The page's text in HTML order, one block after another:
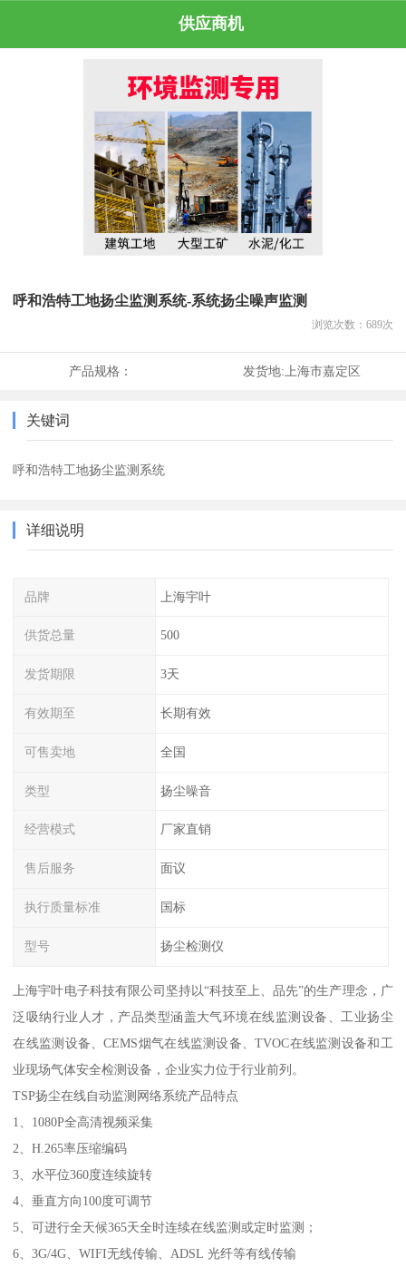
供应商机
呼和浩特工地扬尘监测系统-系统扬尘噪声监测
浏览次数： 689次
产品规格： 发货地:上海市嘉定区
关键词
呼和浩特工地扬尘监测系统
详细说明
品牌 上海宇叶
供货总量 500
发货期限 3天
有效期至 长期有效
可售卖地 全国
类型 扬尘噪音
经营模式 厂家直销
售后服务 面议
执行质量标准 国标
型号 扬尘检测仪
上海宇叶电子科技有限公司坚持以“科技至上、品先”的生产理念，广
泛吸纳行业人才，产品类型涵盖大气环境在线监测设备、工业扬尘
在线监测设备、CEMS烟气在线监测设备、TVOC在线监测设备和工
业现场气体安全检测设备，企业实力位于行业前列。
TSP扬尘在线自动监测网络系统产品特点
1、1080P全高清视频采集
2、H.265率压缩编码
3、水平位360度连续旋转
4、垂直方向100度可调节
5、可进行全天候365天全时连续在线监测或定时监测；
6、3G/4G、WIFI无线传输、ADSL 光纤等有线传输